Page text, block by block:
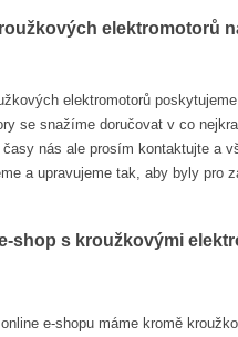
elektromotorů
elektromotorů
se snažíme doručovat v co
nás ale prosím kontaktujte a
a upravujeme tak, aby byly pro
shop s kroužkovými
e-shopu máme kromě